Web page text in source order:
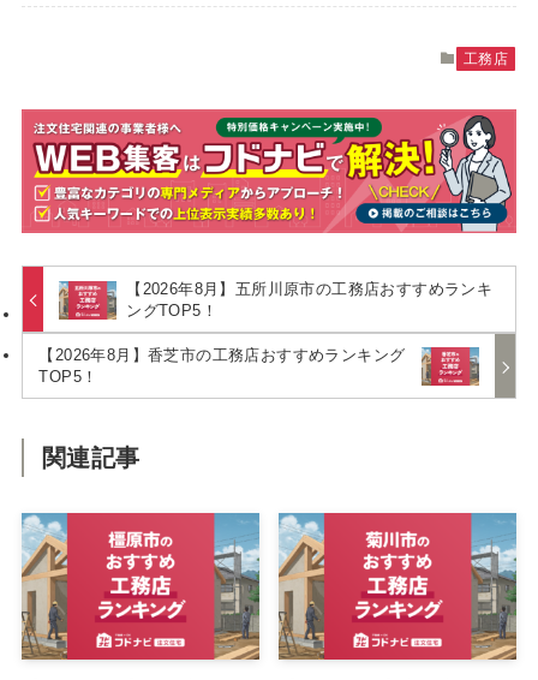
工務店
【2026年8月】五所川原市の工務店おすすめランキ
ングTOP5！
【2026年8月】香芝市の工務店おすすめランキング
TOP5！
関連記事